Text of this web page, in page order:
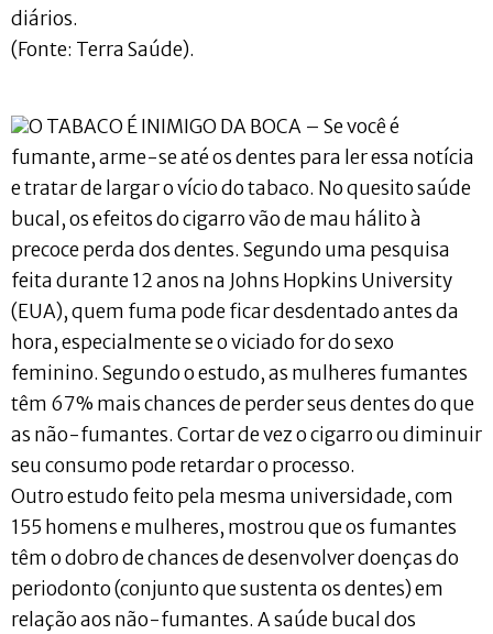
diários.
(Fonte: Terra Saúde).
O TABACO É INIMIGO DA BOCA – Se você é
fumante, arme-se até os dentes para ler essa notícia
e tratar de largar o vício do tabaco. No quesito saúde
bucal, os efeitos do cigarro vão de mau hálito à
precoce perda dos dentes. Segundo uma pesquisa
feita durante 12 anos na Johns Hopkins University
(EUA), quem fuma pode ficar desdentado antes da
hora, especialmente se o viciado for do sexo
feminino. Segundo o estudo, as mulheres fumantes
têm 67% mais chances de perder seus dentes do que
as não-fumantes. Cortar de vez o cigarro ou diminuir
seu consumo pode retardar o processo.
Outro estudo feito pela mesma universidade, com
155 homens e mulheres, mostrou que os fumantes
têm o dobro de chances de desenvolver doenças do
periodonto (conjunto que sustenta os dentes) em
relação aos não-fumantes. A saúde bucal dos